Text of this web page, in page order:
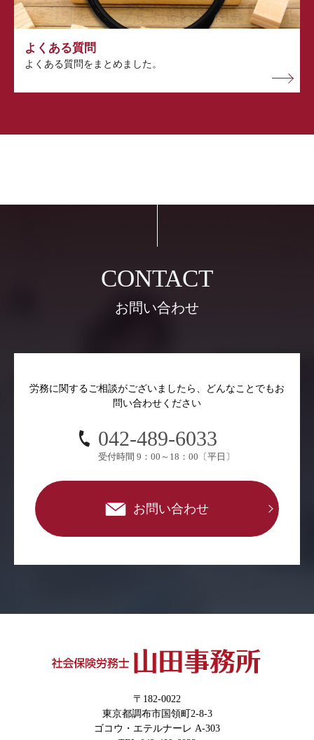
よくある質問
よくある質問をまとめました。
お問い合わせ
労務に関するご相談がございましたら、どんなことでもお
問い合わせください
042-489-6033
受付時間 9：00～18：00〔平日〕
お問い合わせ
〒182-0022
東京都調布市国領町2-8-3
ゴコウ・エテルナーレ A-303